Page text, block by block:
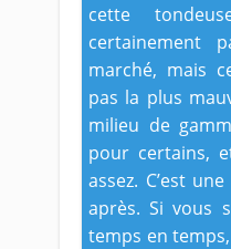
cette
certainement
marché, mais
pas la plus
milieu de
pour certains,
assez. C’est
après. Si vous
temps en